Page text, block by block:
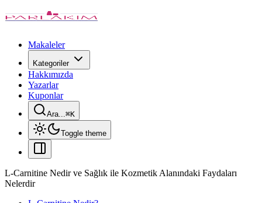
Makaleler
Kategoriler
Hakkımızda
Yazarlar
Kuponlar
Ara...⌘K
Toggle theme
L-Carnitine Nedir ve Sağlık ile Kozmetik Alanındaki Faydaları
Nelerdir